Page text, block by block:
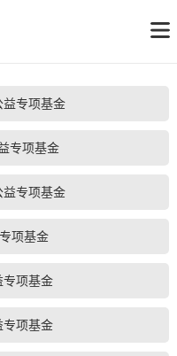
益专项基金
专项基金
益专项基金
项基金
专项基金
专项基金